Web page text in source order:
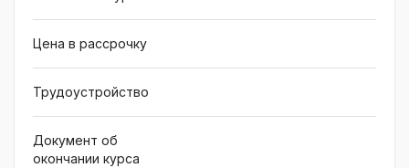
Цена в рассрочку
Трудоустройство
Документ об
окончании курса